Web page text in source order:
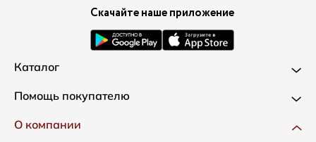
Скачайте наше приложение
Каталог
Новинки
Одежда
Помощь покупателю
Доставка и оплата
О компании